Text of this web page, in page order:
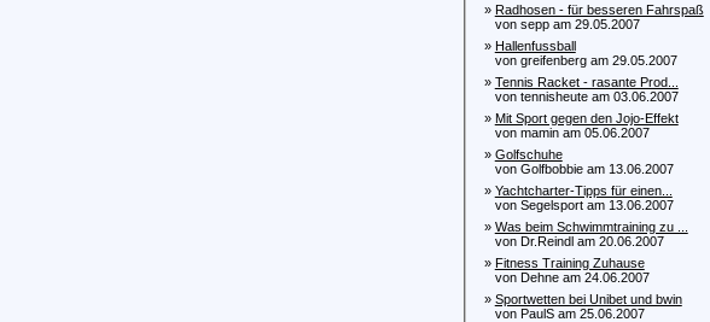
» Radhosen - für besseren Fahrspaß
von sepp am 29.05.2007
» Hallenfussball
von greifenberg am 29.05.2007
» Tennis Racket - rasante Prod...
von tennisheute am 03.06.2007
» Mit Sport gegen den Jojo-Effekt
von mamin am 05.06.2007
» Golfschuhe
von Golfbobbie am 13.06.2007
» Yachtcharter-Tipps für einen...
von Segelsport am 13.06.2007
» Was beim Schwimmtraining zu ...
von Dr.Reindl am 20.06.2007
» Fitness Training Zuhause
von Dehne am 24.06.2007
» Sportwetten bei Unibet und bwin
von PaulS am 25.06.2007